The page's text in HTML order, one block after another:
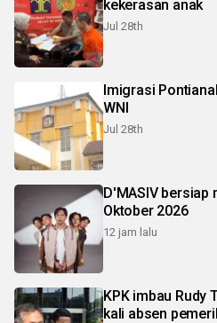
kekerasan anak
Jul 28th
Imigrasi
WNI
Jul 28th
D'MASIV bersiap
Oktober 2026
12 jam lalu
KPK imbau Rudy
kali absen